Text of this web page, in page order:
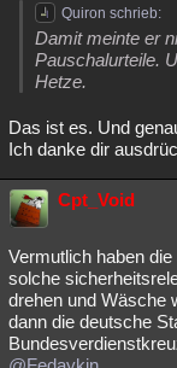
Quiron schrieb:
Damit meinte er
Pauschalurteile.
Hetze.
Das ist es. Und
Ich danke dir
Cpt_Void
Vermutlich haben
solche
drehen und Wäsche
dann die deutsche